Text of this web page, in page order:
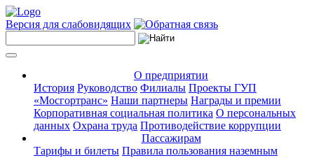
Версия для слабовидящих
О предприятии
История Руководство Филиалы Проекты ГУП
«Мосгортранс» Наши партнеры Награды и премии
Корпоративная социальная политика О персональных
данных Охрана труда Противодействие коррупции
Пассажирам
Тарифы и билеты Правила пользования наземным